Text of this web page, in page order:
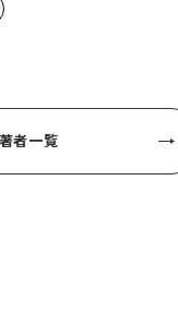
著者一覧